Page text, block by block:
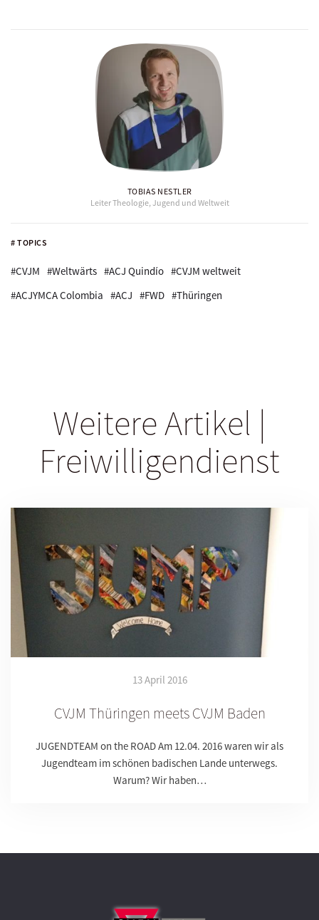
# TOPICS
#CVJM #Weltwärts #ACJ Quindío #CVJM weltweit
#ACJYMCA Colombia #ACJ #FWD #Thüringen
TOBIAS NESTLER
Leiter Theologie, Jugend und Weltweit
Weitere Artikel |
Freiwilligendienst
13 April 2016
CVJM Thüringen meets CVJM Baden
JUGENDTEAM on the ROAD Am 12.04. 2016 waren wir als
Jugendteam im schönen badischen Lande unterwegs.
Warum? Wir haben…